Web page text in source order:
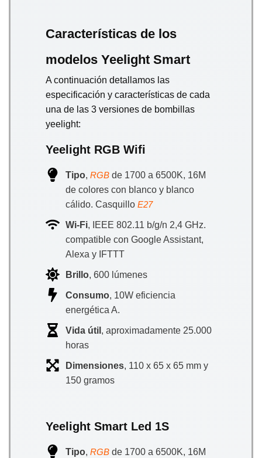
Características de los
modelos Yeelight Smart
A continuación detallamos las
especificación y características de cada
una de las 3 versiones de bombillas
yeelight:
Yeelight RGB Wifi
Tipo, RGB de 1700 a 6500K, 16M
de colores con blanco y blanco
cálido. Casquillo E27
Wi-Fi, IEEE 802.11 b/g/n 2,4 GHz.
compatible con Google Assistant,
Alexa y IFTTT
Brillo, 600 lúmenes
Consumo, 10W eficiencia
energética A.
Vida útil , aproximadamente 25.000
horas
Dimensiones, 110 x 65 x 65 mm y
150 gramos
Yeelight Smart Led 1S
Tipo, RGB de 1700 a 6500K, 16M